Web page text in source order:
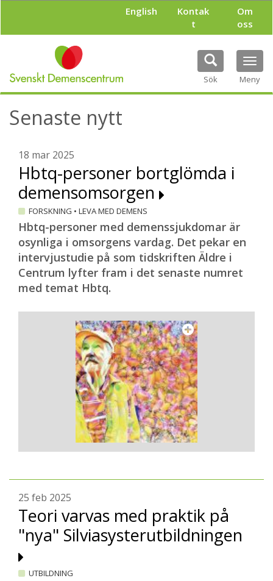
l
English
Kontak
t
Om
oss
Sök Meny
Senaste nytt
18 mar 2025
Hbtq-personer bortglömda i
demensomsorgen
FORSKNING • LEVA MED DEMENS
Hbtq-personer med demenssjukdomar är
osynliga i omsorgens vardag. Det pekar en
intervjustudie på som tidskriften Äldre i
Centrum lyfter fram i det senaste numret
med temat Hbtq.
25 feb 2025
Teori varvas med praktik på
"nya" Silviasysterutbildningen
UTBILDNING